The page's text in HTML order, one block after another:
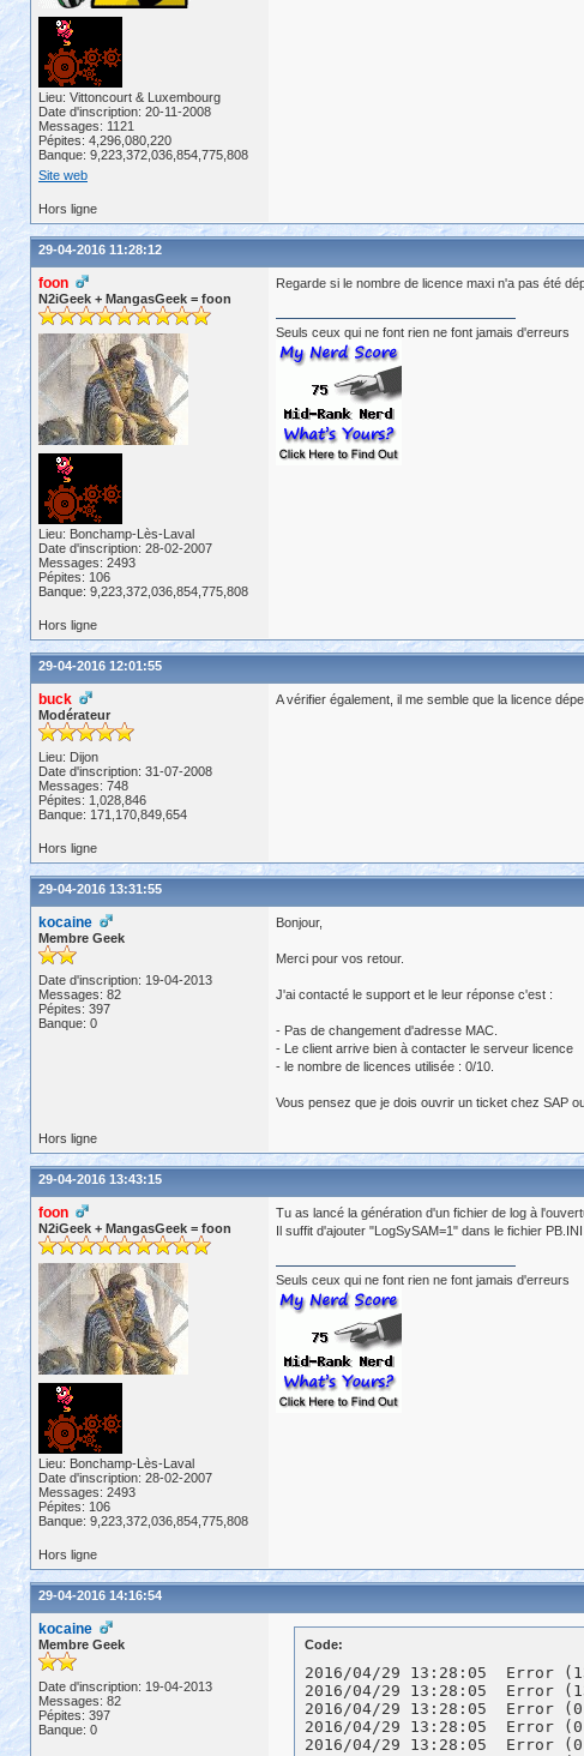
Lieu: Vittoncourt & Luxembourg
Date d'inscription: 20-11-2008
Messages: 1121
Pépites: 4,296,080,220
Banque: 9,223,372,036,854,775,808
Site web
Hors ligne
29-04-2016 11:28:12
foon
N2iGeek + MangasGeek = foon
Lieu: Bonchamp-Lès-Laval
Date d'inscription: 28-02-2007
Messages: 2493
Pépites: 106
Banque: 9,223,372,036,854,775,808
Regarde si le nombre de licence maxi n'a pas été
Seuls ceux qui ne font rien ne font jamais d'erreurs
Hors ligne
29-04-2016 12:01:55
buck
Modérateur
Lieu: Dijon
Date d'inscription: 31-07-2008
Messages: 748
Pépites: 1,028,846
Banque: 171,170,849,654
A vérifier également, il me semble que la licence
Hors ligne
29-04-2016 13:31:55
kocaine
Membre Geek
Date d'inscription: 19-04-2013
Messages: 82
Pépites: 397
Banque: 0
Bonjour,
Merci pour vos retour.
J'ai contacté le support et le leur réponse c'est :
- Pas de changement d'adresse MAC.
- Le client arrive bien à contacter le serveur licence
- le nombre de licences utilisée : 0/10.
Vous pensez que je dois ouvrir un ticket chez SAP
Hors ligne
29-04-2016 13:43:15
foon
N2iGeek + MangasGeek = foon
Lieu: Bonchamp-Lès-Laval
Date d'inscription: 28-02-2007
Messages: 2493
Pépites: 106
Banque: 9,223,372,036,854,775,808
Tu as lancé la génération d'un fichier de log à
Il suffit d'ajouter "LogSySAM=1" dans le fichier PB.INI
Seuls ceux qui ne font rien ne font jamais d'erreurs
Hors ligne
29-04-2016 14:16:54
kocaine
Membre Geek
Date d'inscription: 19-04-2013
Messages: 82
Pépites: 397
Banque: 0
Code:
2016/04/29 13:28:05  Error
2016/04/29 13:28:05  Error
2016/04/29 13:28:05  Error
2016/04/29 13:28:05  Error
2016/04/29 13:28:05  Error